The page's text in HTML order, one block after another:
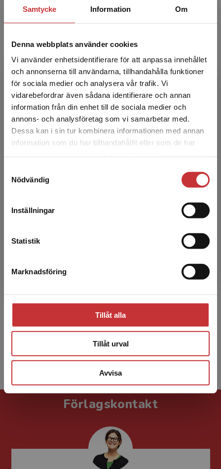
Samtycke Information Om
Denna webbplats använder cookies
Vi använder enhetsidentifierare för att anpassa innehållet
och annonserna till användarna, tillhandahålla funktioner
för sociala medier och analysera vår trafik. Vi
vidarebefordrar även sådana identifierare och annan
information från din enhet till de sociala medier och
annons- och analysföretag som vi samarbetar med.
Dessa kan i sin tur kombinera informationen med annan
information som du har tillhandahållit eller som de har
Nödvändig
Inställningar
Statistik
Marknadsföring
Tillåt alla
Tillåt urval
Avvisa
Begränsad fraktregion
Det verkar som att du besöker
studentlitteratur.se via en enhet utanför Sverige.
Vi erbjuder inte leveranser utanför Sverige. För
att kunna slutföra ett köp måste
inriktning mot språk och litteratur vid
Hon leder den natio...
Linda Baccstig
Linda Baccstig är universitetsadjunkt i bild,
Jönköping University.
kommunikation, Jönköping University.
Förlagskontakt